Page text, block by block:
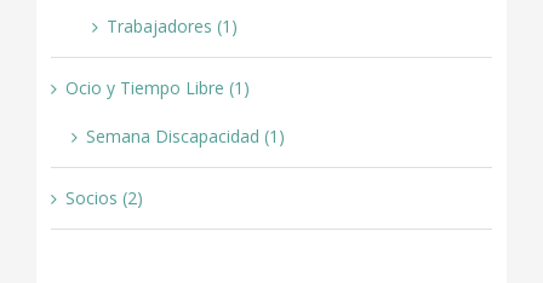
Trabajadores (1)
Ocio y Tiempo Libre (1)
Semana Discapacidad (1)
Socios (2)